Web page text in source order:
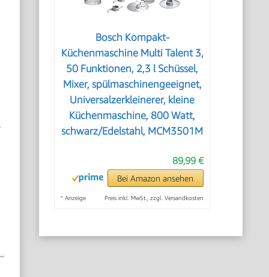
Bosch Kompakt-
Küchenmaschine Multi Talent 3,
50 Funktionen, 2,3 l Schüssel,
Mixer, spülmaschinengeeignet,
Universalzerkleinerer, kleine
Küchenmaschine, 800 Watt,
schwarz/Edelstahl, MCM3501M
89,99 €
Bei Amazon ansehen
* Anzeige Preis inkl. MwSt., zzgl. Versandkosten